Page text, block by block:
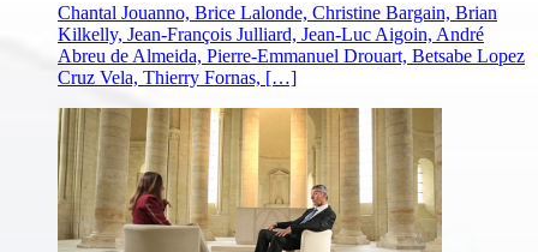
Chantal Jouanno, Brice Lalonde, Christine Bargain, Brian
Kilkelly, Jean-François Julliard, Jean-Luc Aigoin, André
Abreu de Almeida, Pierre-Emmanuel Drouart, Betsabe Lopez
Cruz Vela, Thierry Fornas, […]